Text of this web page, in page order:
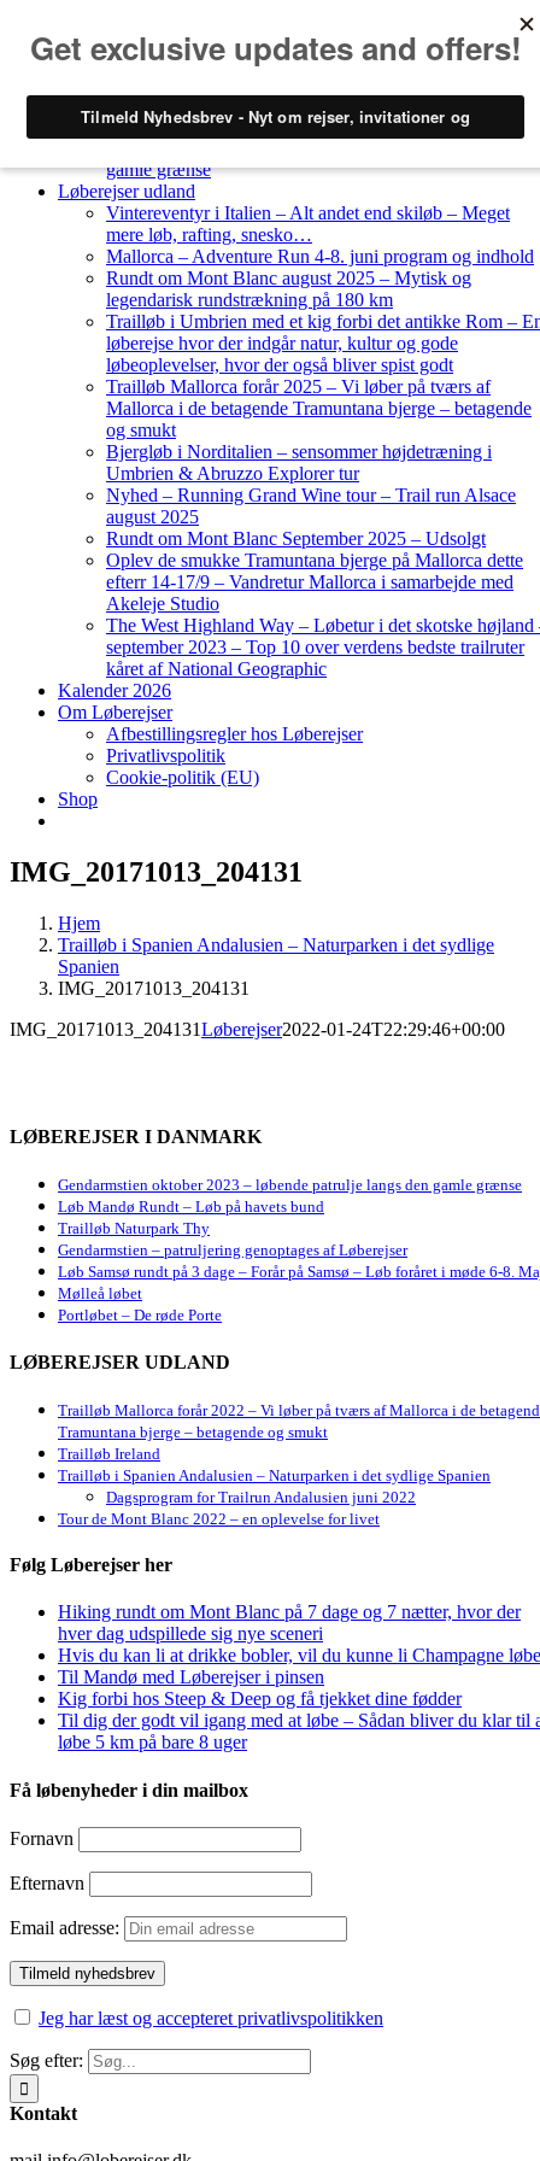
Løberejser Danmark
gamle grænse
Løberejser udland
Vintereventyr i Italien – Alt andet end skiløb – Meget
mere løb, rafting, snesko…
Mallorca – Adventure Run 4-8. juni program og indhold
Rundt om Mont Blanc august 2025 – Mytisk og
legendarisk rundstrækning på 180 km
Trailløb i Umbrien med et kig forbi det antikke Rom –
løberejse hvor der indgår natur, kultur og gode
løbeoplevelser, hvor der også bliver spist godt
Trailløb Mallorca forår 2025 – Vi løber på tværs af
Mallorca i de betagende Tramuntana bjerge – betagende
og smukt
Bjergløb i Norditalien – sensommer højdetræning i
Umbrien & Abruzzo Explorer tur
Nyhed – Running Grand Wine tour – Trail run Alsace
august 2025
Rundt om Mont Blanc September 2025 – Udsolgt
Oplev de smukke Tramuntana bjerge på Mallorca dette
efterr 14-17/9 – Vandretur Mallorca i samarbejde med
Akeleje Studio
The West Highland Way – Løbetur i det skotske højland
september 2023 – Top 10 over verdens bedste trailruter
kåret af National Geographic
Kalender 2026
Om Løberejser
Afbestillingsregler hos Løberejser
Privatlivspolitik
Cookie-politik (EU)
Shop
IMG_20171013_204131
Hjem
Trailløb i Spanien Andalusien – Naturparken i det sydlige
Spanien
IMG_20171013_204131
IMG_20171013_204131Løberejser2022-01-24T22:29:46+00:00
LØBEREJSER I DANMARK
Gendarmstien oktober 2023 – løbende patrulje langs den gamle grænse
Løb Mandø Rundt – Løb på havets bund
Trailløb Naturpark Thy
Gendarmstien – patruljering genoptages af Løberejser
Løb Samsø rundt på 3 dage – Forår på Samsø – Løb foråret i møde 6-8.
Mølleå løbet
Portløbet – De røde Porte
LØBEREJSER UDLAND
Trailløb Mallorca forår 2022 – Vi løber på tværs af Mallorca i de
Tramuntana bjerge – betagende og smukt
Trailløb Ireland
Trailløb i Spanien Andalusien – Naturparken i det sydlige Spanien
Dagsprogram for Trailrun Andalusien juni 2022
Tour de Mont Blanc 2022 – en oplevelse for livet
Følg Løberejser her
Hiking rundt om Mont Blanc på 7 dage og 7 nætter, hvor der
hver dag udspillede sig nye sceneri
Hvis du kan li at drikke bobler, vil du kunne li Champagne
Til Mandø med Løberejser i pinsen
Kig forbi hos Steep & Deep og få tjekket dine fødder
Til dig der godt vil igang med at løbe – Sådan bliver du klar til
løbe 5 km på bare 8 uger
Få løbenyheder i din mailbox
Fornavn
Efternavn
Email adresse:
Jeg har læst og accepteret privatlivspolitikken
Søg efter:
Kontakt